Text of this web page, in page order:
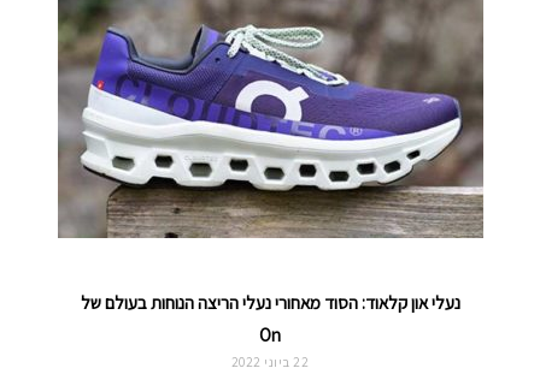
נעלי און קלאוד: הסוד מאחורי נעלי הריצה הנוחות בעולם של
On
22 ביוני 2022